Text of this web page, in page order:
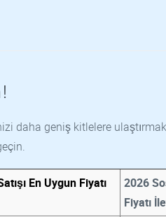
daha geniş kitlelere
En Uygun Fiyatı
2026
Fiyatı